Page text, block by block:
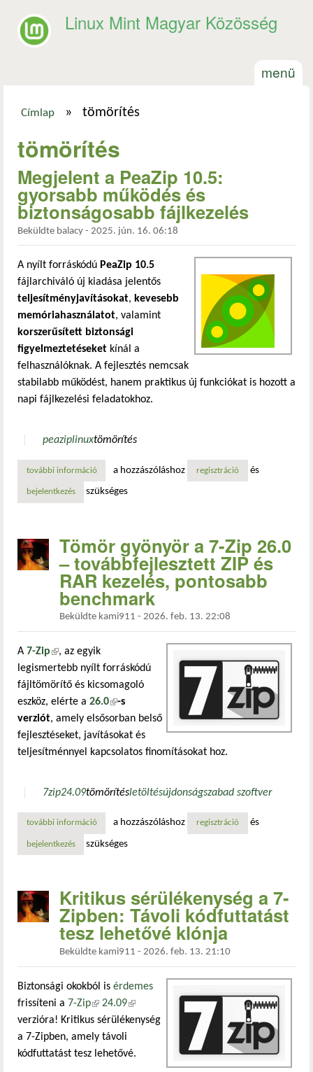
Linux Mint Magyar Közösség
menü
Címlap » tömörítés
tömörítés
Megjelent a PeaZip 10.5:
gyorsabb működés és
biztonságosabb fájlkezelés
Beküldte balacy - 2025. jún. 16. 06:18
A nyílt forráskódú PeaZip 10.5
fájlarchiváló új kiadása jelentős
teljesítményjavításokat, kevesebb
memóriahasználatot, valamint
korszerűsített biztonsági
figyelmeztetéseket kínál a
felhasználóknak. A fejlesztés nemcsak
stabilabb működést, hanem praktikus új funkciókat is hozott a
napi fájlkezelési feladatokhoz.
peaziplinuxtömörítés
további információmegjelent a peazip 10.5: gyorsabb működés és
a hozzászóláshoz regisztráció és
bejelentkezés szükséges
Tömör gyönyör a 7-Zip 26.0
– továbbfejlesztett ZIP és
RAR kezelés, pontosabb
benchmark
Beküldte kami911 - 2026. feb. 13. 22:08
A 7-Zip(külső hivatkozás)
, az egyik
legismertebb nyílt forráskódú
fájltömörítő és kicsomagoló
eszköz, elérte a 26.0(külső hivatkozás)
-s
verziót, amely elsősorban belső
fejlesztéseket, javításokat és
teljesítménnyel kapcsolatos finomításokat hoz.
7zip24.09tömörítésletöltésújdonságszabad szoftver
további információtömör gyönyör a 7-zip 26.0 – továbbfejlesztett zip és rar
a hozzászóláshoz regisztráció és
bejelentkezés szükséges
Kritikus sérülékenység a 7-
Zipben: Távoli kódfuttatást
tesz lehetővé klónja
Beküldte kami911 - 2026. feb. 13. 21:10
Biztonsági okokból is érdemes
frissíteni a 7-Zip(külső hivatkozás)
24.09(külső hivatkozás)
verzióra! Kritikus sérülékenység
a 7-Zipben, amely távoli
kódfuttatást tesz lehetővé.